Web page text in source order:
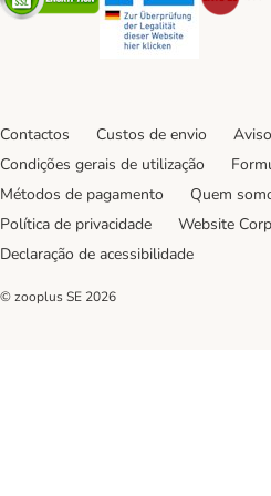
Contactos Custos de envio
Condições gerais de utilização
Métodos de pagamento
Quem
Política de privacidade
Website
Declaração de acessibilidade
© zooplus SE 2026